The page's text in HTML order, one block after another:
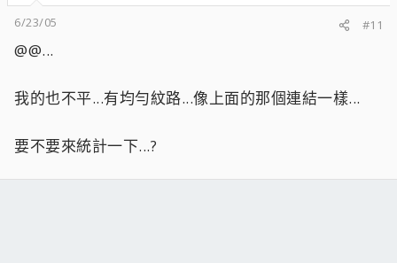
6/23/05
#11
@@...
我的也不平...有均勻紋路...像上面的那個連結一樣...
要不要來統計一下...?